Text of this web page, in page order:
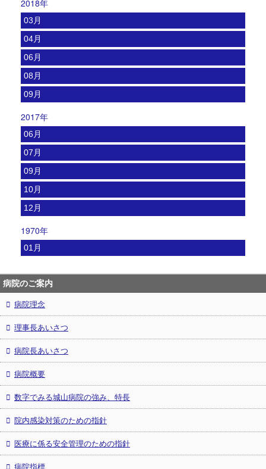
2018年
03月
04月
06月
08月
09月
2017年
06月
07月
09月
10月
12月
1970年
01月
病院のご案内
病院理念
理事長あいさつ
病院長あいさつ
病院概要
数字でみる城山病院の強み、特長
院内感染対策のための指針
医療に係る安全管理のための指針
病院指標